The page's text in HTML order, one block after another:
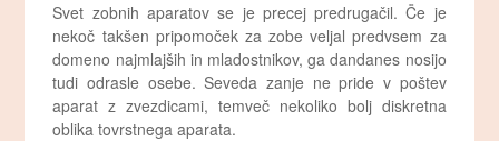
Svet zobnih aparatov se je precej predrugačil. Če je
nekoč takšen pripomoček za zobe veljal predvsem za
domeno najmlajših in mladostnikov, ga dandanes nosijo
tudi odrasle osebe. Seveda zanje ne pride v poštev
aparat z zvezdicami, temveč nekoliko bolj diskretna
oblika tovrstnega aparata.